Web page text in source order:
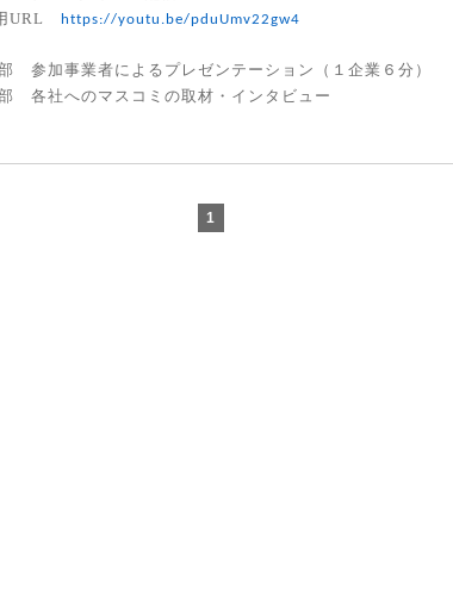
URL https://youtu.be/pduUmv22gw4
事業者によるプレゼンテーション（１企業６分）
スコミの取材・インタビュー
1